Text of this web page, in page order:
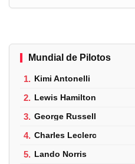
Mundial de Pilotos
1. Kimi Antonelli
2. Lewis Hamilton
3. George Russell
4. Charles Leclerc
5. Lando Norris